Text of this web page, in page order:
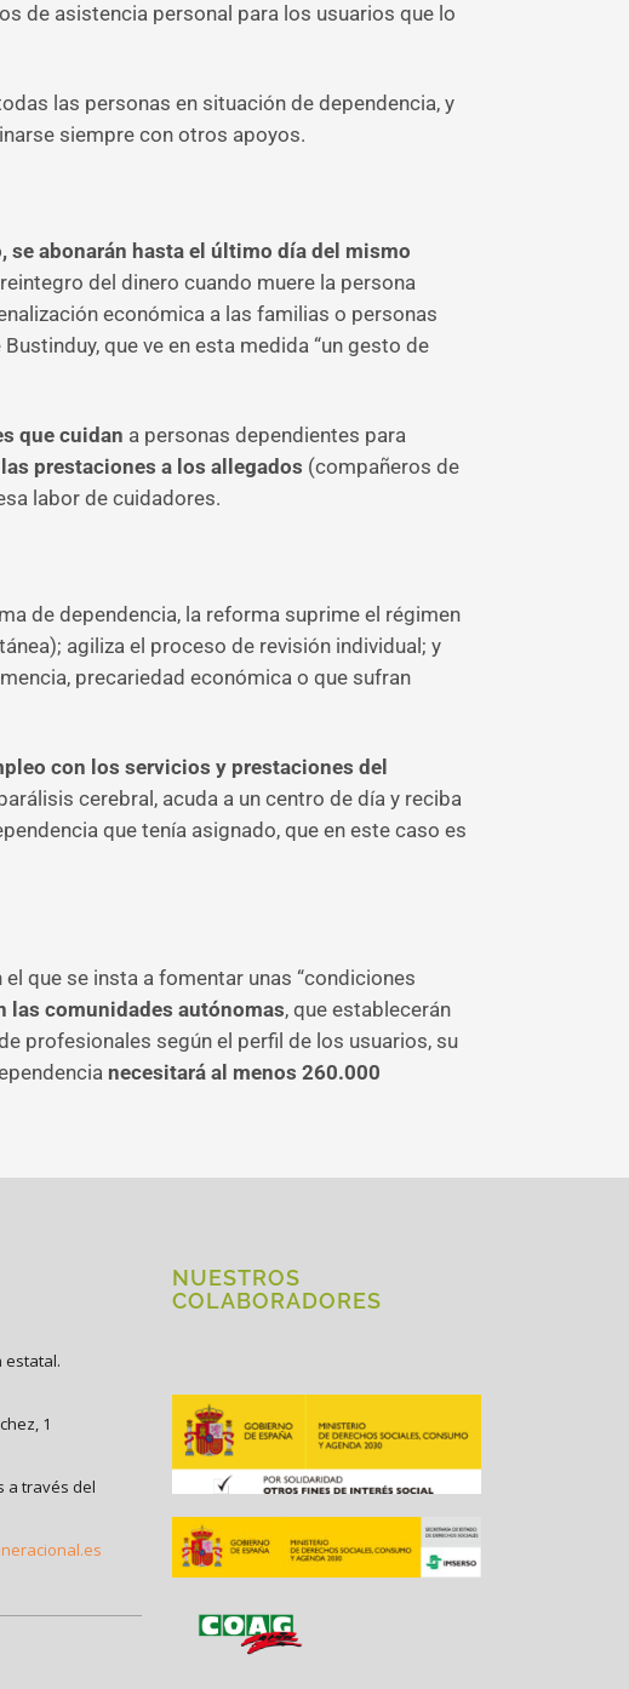
de asistencia personal para los usuarios que lo
las personas en situación de dependencia, y
siempre con otros apoyos.
se abonarán hasta el último día del mismo
del dinero cuando muere la persona
económica a las familias o personas
que ve en esta medida “un gesto de
que cuidan a personas dependientes para
prestaciones a los allegados (compañeros de
labor de cuidadores.
de dependencia, la reforma suprime el régimen
agiliza el proceso de revisión individual; y
precariedad económica o que sufran
con los servicios y prestaciones del
cerebral, acuda a un centro de día y reciba
que tenía asignado, que en este caso es
que se insta a fomentar unas “condiciones
las comunidades autónomas, que establecerán
profesionales según el perfil de los usuarios, su
necesitará al menos 260.000
estatal.
1
a través del
NUESTROS
COLABORADORES